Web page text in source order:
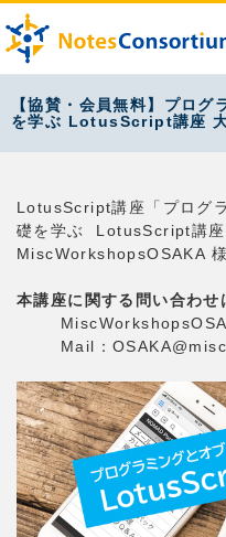
【協賛・会員無料】プロ
を学ぶ LotusScript講座
LotusScript講座「プログ
礎を学ぶ LotusScript講座
MiscWorkshopsOSAKA 様
本講座に関する問い合わせ
Mail：